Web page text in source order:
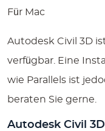
Für Mac
Autodesk Civil 3D
verfügbar. Eine
wie Parallels ist
beraten Sie gerne.
Autodesk Civil